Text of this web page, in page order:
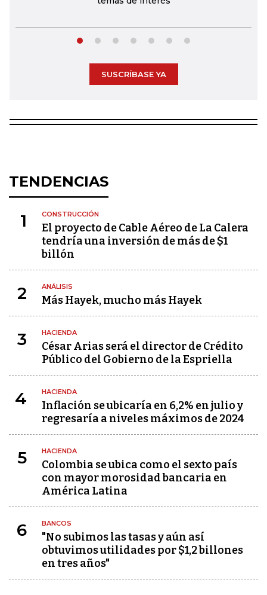
SUSCRÍBASE YA
TENDENCIAS
1 CONSTRUCCIÓN
El proyecto de Cable Aéreo de La Calera
tendría una inversión de más de $1
billón
2 ANÁLISIS
Más Hayek, mucho más Hayek
3 HACIENDA
César Arias será el director de Crédito
Público del Gobierno de la Espriella
4 HACIENDA
Inflación se ubicaría en 6,2% en julio y
regresaría a niveles máximos de 2024
5 HACIENDA
Colombia se ubica como el sexto país
con mayor morosidad bancaria en
América Latina
6 BANCOS
"No subimos las tasas y aún así
obtuvimos utilidades por $1,2 billones
en tres años"